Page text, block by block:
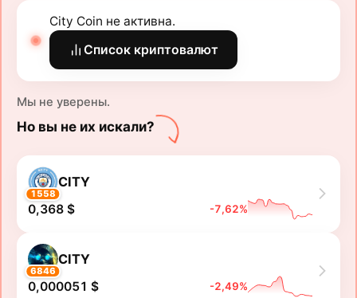
City Coin не активна.
Список криптовалют
Мы не уверены.
Но вы не их искали?
1558
CITY
0,368 $ -7,62%
6846
CITY
0,000051 $ -2,49%